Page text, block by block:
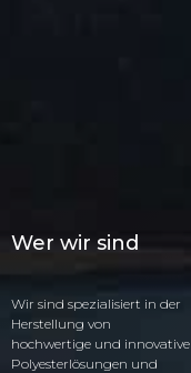
Wer wir sind
Wir sind spezialisiert in der
Herstellung von
hochwertige und innovative
Polyesterlösungen und